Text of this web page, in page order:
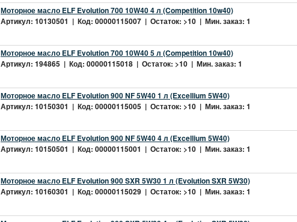
Моторное масло ELF Evolution 700 10W40 4 л (Competition 10w40)
Артикул: 10130501 | Код: 00000115007 | Остаток: >10 | Мин. заказ: 1
Моторное масло ELF Evolution 700 10W40 5 л (Competition 10w40)
Артикул: 194865 | Код: 00000115018 | Остаток: >10 | Мин. заказ: 1
Моторное масло ELF Evolution 900 NF 5W40 1 л (Excellium 5W40)
Артикул: 10150301 | Код: 00000115005 | Остаток: >10 | Мин. заказ: 1
Моторное масло ELF Evolution 900 NF 5W40 4 л (Excellium 5W40)
Артикул: 10150501 | Код: 00000115001 | Остаток: >10 | Мин. заказ: 1
Моторное масло ELF Evolution 900 SXR 5W30 1 л (Evolution SXR 5W30)
Артикул: 10160301 | Код: 00000115029 | Остаток: >10 | Мин. заказ: 1